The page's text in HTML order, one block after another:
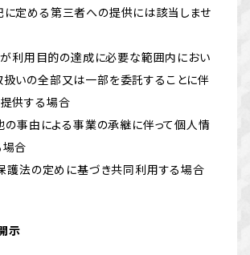
に定める第三者への提供には該当しませ
プが利用目的の達成に必要な範囲内におい
いの全部又は一部を委託することに伴
供する場合
の事由による事業の承継に伴って個人情
場合
保護法の定めに基づき共同利用する場合
示